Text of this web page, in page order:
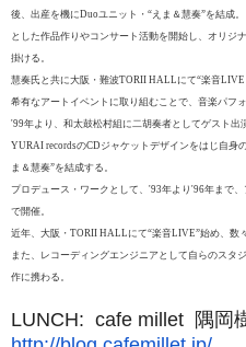
後、出産を機にDuoユニット・“えま＆慧奏”を結成
とした作品作りやコンサート活動を開始し、オリジ
掛ける。
慧奏氏と共に大阪・難波TORII HALLにて“楽音LIVE
希有なアートイベントに取り組むことで、音楽パフ
'99年より、和太鼓松村組に二胡奏者としてゲスト出
YURAI recordsのCDジャケットデザインをはじ自身
ま＆慧奏”を結成する。
プロデュース・ワークとして、'93年より'96年まで
で開催。
近年、大阪・TORII HALLにて“楽音LIVE”始め、数
また、レコーディングエンジニアとして自らのスタ
作に携わる。
LUNCH: cafe millet 隅岡